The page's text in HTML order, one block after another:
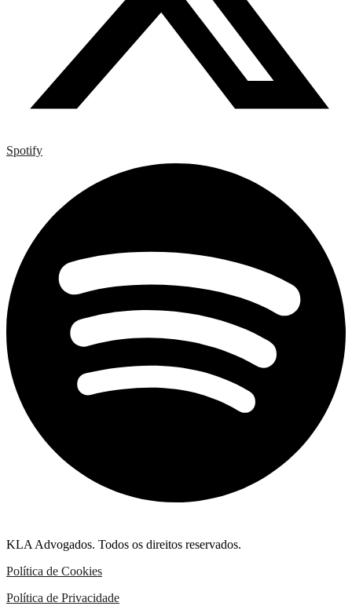
Spotify
KLA Advogados. Todos os direitos reservados.
Política de Cookies
Política de Privacidade